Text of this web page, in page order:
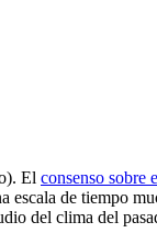
El consenso sobre
escala de tiempo
del clima del